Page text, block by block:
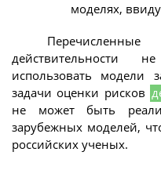
моделях,
действительности
использовать модели
задачи оценки рисков
не может быть
зарубежных моделей,
российских ученых.